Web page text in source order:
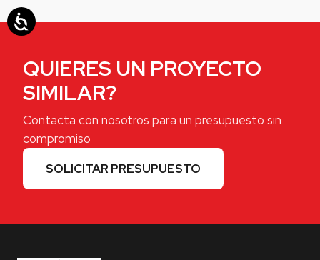
QUIERES UN PROYECTO
SIMILAR?
Contacta con nosotros para un presupuesto sin
compromiso
SOLICITAR PRESUPUESTO